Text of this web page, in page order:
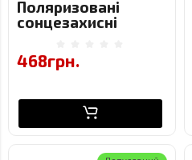
Поляризовані
сонцезахисні
P10022K-c3
468грн.